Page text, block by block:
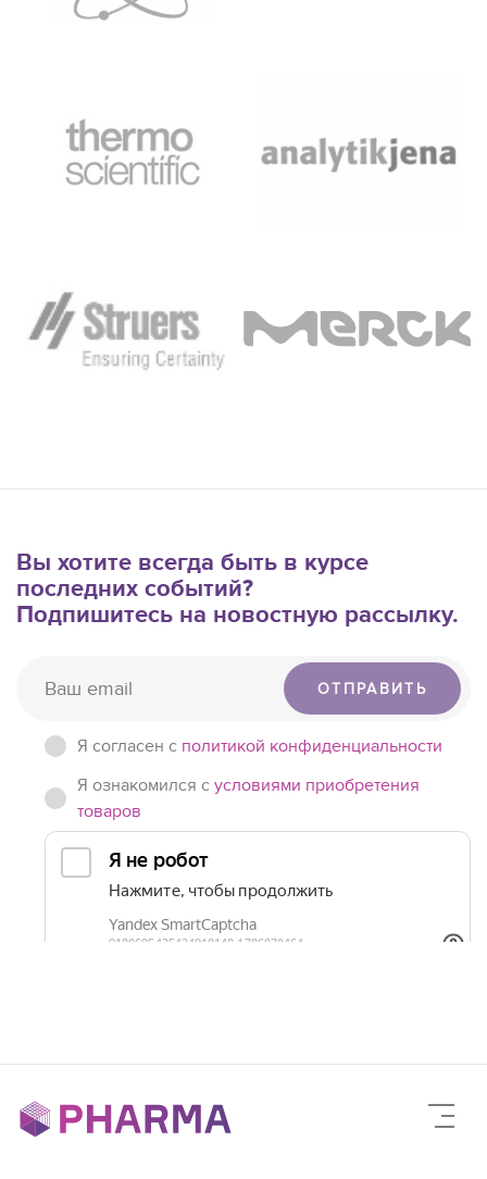
Вы хотите всегда быть в курсе
последних событий?
Подпишитесь на новостную рассылку.
ОТПРАВИТЬ
Я согласен c политикой конфиденциальности
Я ознакомился с условиями приобретения
товаров